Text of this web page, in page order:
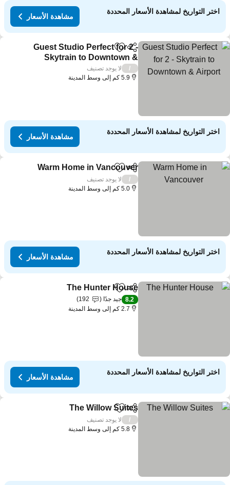
اختر التواريخ لمشاهدة الأسعار المحددة
مشاهدة الأسعار
مشاركةAdd to favorites
Guest Studio Perfect for 2 -
Skytrain to Downtown &
Airport
مشاهدة الأسعار
لا يوجد تصنيف
5.9 كم إلى وسط المدينة
اختر التواريخ لمشاهدة الأسعار المحددة
مشاهدة الأسعار
مشاركةAdd to favorites
Warm Home in Vancouver
لا يوجد تصنيف
5.0 كم إلى وسط المدينة
اختر التواريخ لمشاهدة الأسعار المحددة
مشاهدة الأسعار
مشاركةAdd to favorites
The Hunter House
8.2 جيد جدًا
192
2.7 كم إلى وسط المدينة
اختر التواريخ لمشاهدة الأسعار المحددة
مشاهدة الأسعار
مشاركةAdd to favorites
The Willow Suites
لا يوجد تصنيف
5.8 كم إلى وسط المدينة